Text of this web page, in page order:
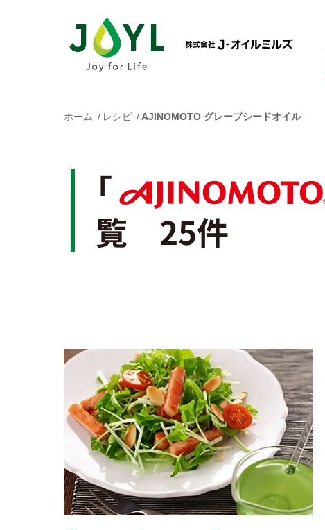
ホーム レシピ AJINOMOTO グレープシードオイル
「
AJINOMOTO
覧 25件